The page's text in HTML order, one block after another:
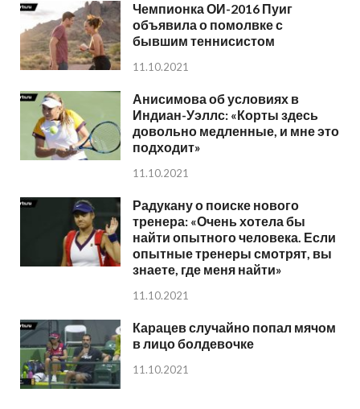
Чемпионка ОИ-2016 Пуиг
объявила о помолвке с
бывшим теннисистом
11.10.2021
Анисимова об условиях в
Индиан-Уэллс: «Корты здесь
довольно медленные, и мне это
подходит»
11.10.2021
Радукану о поиске нового
тренера: «Очень хотела бы
найти опытного человека. Если
опытные тренеры смотрят, вы
знаете, где меня найти»
11.10.2021
Карацев случайно попал мячом
в лицо болдевочке
11.10.2021